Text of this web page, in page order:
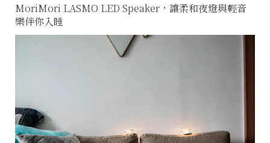
MoriMori LASMO LED Speaker ，讓柔和夜燈與輕音
樂伴你入睡